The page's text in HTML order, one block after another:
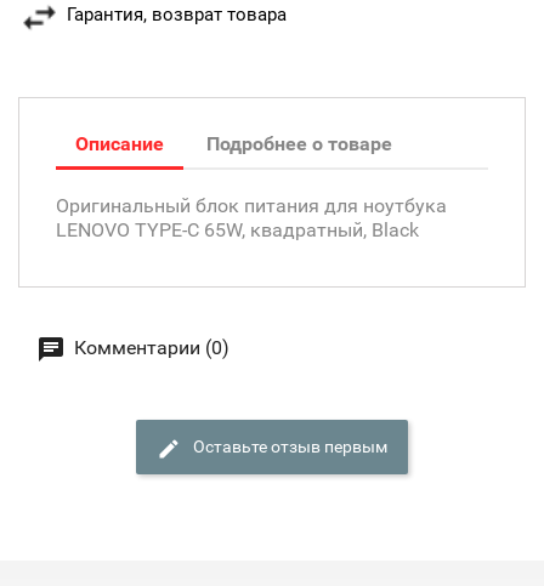
Гарантия, возврат товара
Описание Подробнее о товаре
Оригинальный блок питания для ноутбука
LENOVO TYPE-C 65W, квадратный, Black
Комментарии (0)
Оставьте отзыв первым